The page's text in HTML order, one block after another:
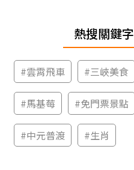
熱搜關鍵字
#雲霄飛車 #三峽美食
#馬基莓 #免門票景點
#中元普渡 #生肖